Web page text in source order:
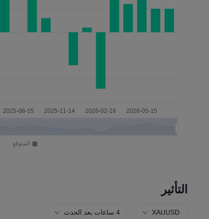
التأثير
XAUUSD 4 ساعات بعد الحدث